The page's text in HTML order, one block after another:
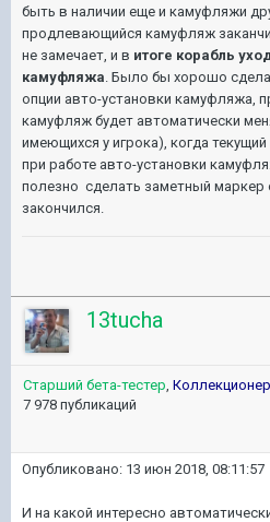
быть в наличии еще и камуфляжи
продлевающийся камуфляж
не замечает, и в итоге корабль
камуфляжа . Было бы хорошо
опции авто-установки камуфляжа,
камуфляж будет автоматически
имеющихся у игрока), когда
при работе авто-установки
полезно сделать заметный
закончился.
13tucha
Старший бета-тестер Коллекционер
7 978 публикаций
Опубликовано: 13 июн 2018, 08:11:57
И на какой интересно